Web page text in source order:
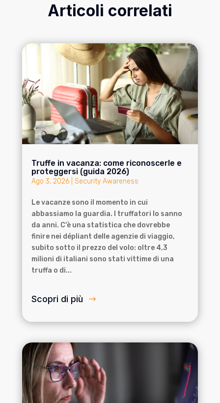
Articoli correlati
Truffe in vacanza: come riconoscerle e
proteggersi (guida 2026)
Ago 3, 2026| Security Awareness
Le vacanze sono il momento in cui
abbassiamo la guardia. I truffatori lo sanno
da anni. C'è una statistica che dovrebbe
finire nei dépliant delle agenzie di viaggio,
subito sotto il prezzo del volo: oltre 4,3
milioni di italiani sono stati vittime di una
truffa o di...
Scopri di più